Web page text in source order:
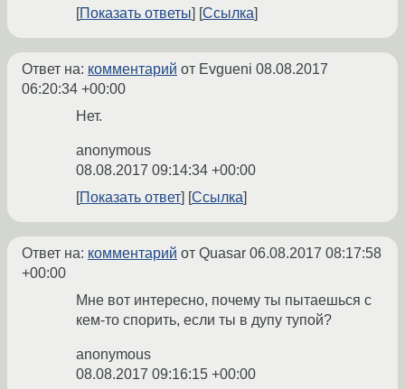
Показать ответы
Ссылка
Ответ на: комментарий от Evgueni 08.08.2017
06:20:34 +00:00
Нет.
anonymous
08.08.2017 09:14:34 +00:00
Показать ответ
Ссылка
Ответ на: комментарий от Quasar 06.08.2017 08:17:58
+00:00
Мне вот интересно, почему ты пытаешься с
кем-то спорить, если ты в дупу тупой?
anonymous
08.08.2017 09:16:15 +00:00